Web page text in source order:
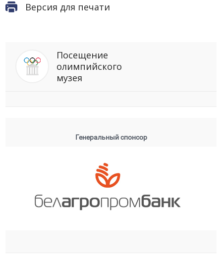
Версия для печати
Посещение
олимпийского
музея
Генеральный спонсор